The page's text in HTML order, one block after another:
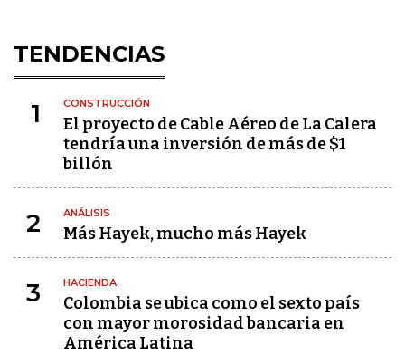
TENDENCIAS
1 CONSTRUCCIÓN
El proyecto de Cable Aéreo de La Calera
tendría una inversión de más de $1
billón
2 ANÁLISIS
Más Hayek, mucho más Hayek
3 HACIENDA
Colombia se ubica como el sexto país
con mayor morosidad bancaria en
América Latina